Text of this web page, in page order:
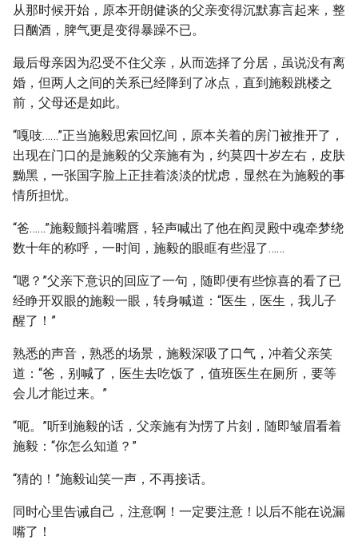
从那时候开始，原本开朗健谈的父亲变得沉默寡言起来，整
日酗酒，脾气更是变得暴躁不已。
最后母亲因为忍受不住父亲，从而选择了分居，虽说没有离
婚，但两人之间的关系已经降到了冰点，直到施毅跳楼之
前，父母还是如此。
“嘎吱……”正当施毅思索回忆间，原本关着的房门被推开了，
出现在门口的是施毅的父亲施有为，约莫四十岁左右，皮肤
黝黑，一张国字脸上正挂着淡淡的忧虑，显然在为施毅的事
情所担忧。
“爸……”施毅颤抖着嘴唇，轻声喊出了他在阎灵殿中魂牵梦绕
数十年的称呼，一时间，施毅的眼眶有些湿了……
“嗯？”父亲下意识的回应了一句，随即便有些惊喜的看了已
经睁开双眼的施毅一眼，转身喊道：“医生，医生，我儿子
醒了！”
熟悉的声音，熟悉的场景，施毅深吸了口气，冲着父亲笑
道：“爸，别喊了，医生去吃饭了，值班医生在厕所，要等
会儿才能过来。”
“呃。”听到施毅的话，父亲施有为愣了片刻，随即皱眉看着
施毅：“你怎么知道？”
“猜的！”施毅讪笑一声，不再接话。
同时心里告诫自己，注意啊！一定要注意！以后不能在说漏
嘴了！